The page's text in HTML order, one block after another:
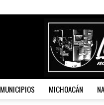
MUNICIPIOS MICHOACÁN